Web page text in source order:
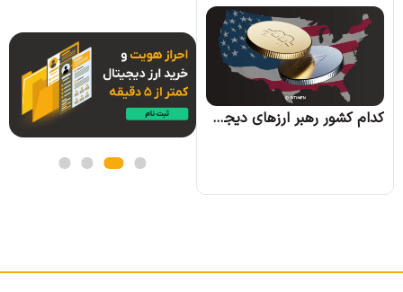
کدام کشور رهبر ارزهای دیجیتال خواهد شد؟